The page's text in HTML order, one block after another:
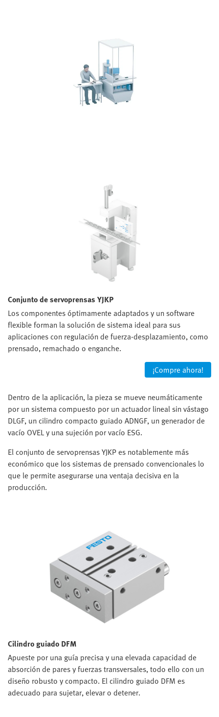
Conjunto de servoprensas YJKP
Los componentes óptimamente adaptados y un software
flexible forman la solución de sistema ideal para sus
aplicaciones con regulación de fuerza-desplazamiento, como
prensado, remachado o enganche.
¡Compre ahora!
Dentro de la aplicación, la pieza se mueve neumáticamente
por un sistema compuesto por un actuador lineal sin vástago
DLGF, un cilindro compacto guiado ADNGF, un generador de
vacío OVEL y una sujeción por vacío ESG.
El conjunto de servoprensas YJKP es notablemente más
económico que los sistemas de prensado convencionales lo
que le permite asegurarse una ventaja decisiva en la
producción.
Cilindro guiado DFM
Apueste por una guía precisa y una elevada capacidad de
absorción de pares y fuerzas transversales, todo ello con un
diseño robusto y compacto. El cilindro guiado DFM es
adecuado para sujetar, elevar o detener.